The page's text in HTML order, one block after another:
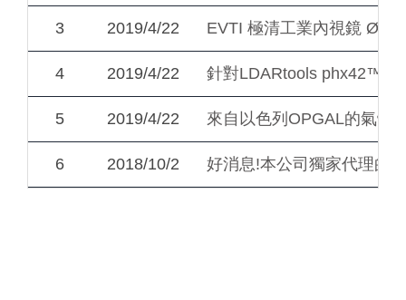
3 2019/4/22 EVTI 極清工業內視鏡
4 2019/4/22 針對LDARtools phx42™
5 2019/4/22 來自以色列OPGAL的氣體
6 2018/10/2 好消息!本公司獨家代理的